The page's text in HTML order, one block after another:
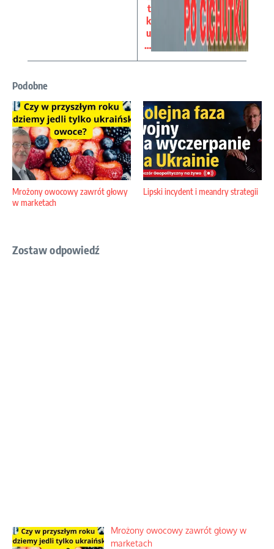
t
k
u
…
Podobne
Mrożony owocowy zawrót głowy
w marketach
Lipski incydent i meandry strategii
Zostaw odpowiedź
Mrożony owocowy zawrót głowy w
marketach